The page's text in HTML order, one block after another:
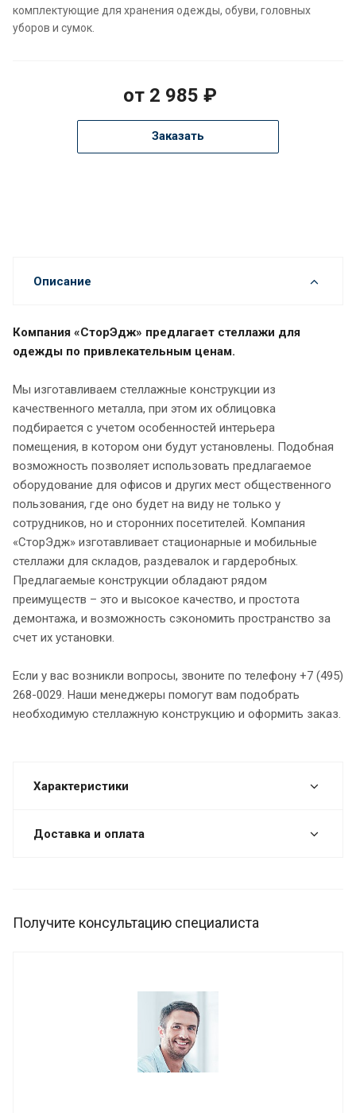
комплектующие для хранения одежды, обуви, головных
уборов и сумок.
от 2 985 ₽
Заказать
Описание
Компания «СторЭдж» предлагает стеллажи для
одежды по привлекательным ценам.
Мы изготавливаем стеллажные конструкции из
качественного металла, при этом их облицовка
подбирается с учетом особенностей интерьера
помещения, в котором они будут установлены. Подобная
возможность позволяет использовать предлагаемое
оборудование для офисов и других мест общественного
пользования, где оно будет на виду не только у
сотрудников, но и сторонних посетителей. Компания
«СторЭдж» изготавливает стационарные и мобильные
стеллажи для складов, раздевалок и гардеробных.
Предлагаемые конструкции обладают рядом
преимуществ – это и высокое качество, и простота
демонтажа, и возможность сэкономить пространство за
счет их установки.
Если у вас возникли вопросы, звоните по телефону +7 (495)
268-0029. Наши менеджеры помогут вам подобрать
необходимую стеллажную конструкцию и оформить заказ.
Характеристики
Доставка и оплата
Получите консультацию специалиста